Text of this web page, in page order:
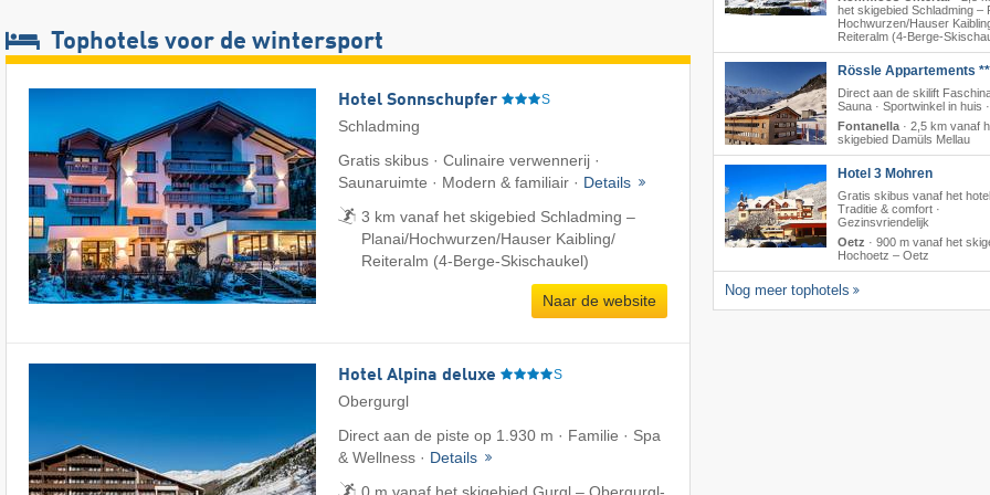
Tophotels voor de wintersport
Hotel Sonnschupfer S
Schladming
Gratis skibus · Culinaire verwennerij ·
Saunaruimte · Modern & familiair · Details
3 km vanaf het skigebied Schladming –
Planai/​Hochwurzen/​Hauser Kaibling/​
Reiteralm (4-Berge-Skischaukel)
Naar de website
Hotel Alpina deluxe S
Obergurgl
Direct aan de piste op 1.930 m · Familie · Spa
& Wellness · Details
het skigebied Schladming –
Hochwurzen/​Hauser
Reiteralm (4-Berge-
Rössle Appartements
Direct aan de skilift
Sauna · Sportwinkel in huis
Fontanella · 2,5 km vanaf
skigebied Damüls Mellau
Hotel 3 Mohren
Gratis skibus vanaf het hotel
Traditie & comfort ·
Gezinsvriendelijk
Oetz · 900 m vanaf het
Hochoetz – Oetz
Nog meer tophotels